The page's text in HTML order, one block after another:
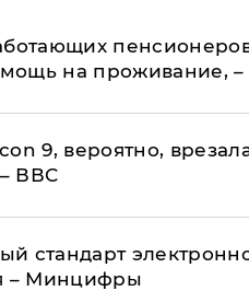
на проживание,
9, вероятно,
ВВС
стандарт
– Минцифры